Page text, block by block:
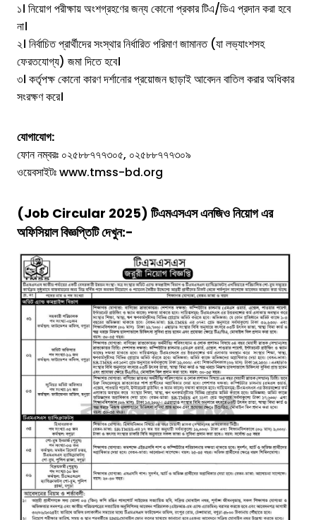
১। নিয়োগ পরীক্ষায় অংশগ্রহণের জন্য কোনো প্রকার টিএ/ডিএ প্রদান করা হবে
না।
২। নির্বাচিত প্রার্থীদের সংস্থার নির্ধারিত পরিমাণ জামানত (যা লভ্যাংশসহ
ফেরতযোগ্য) জমা দিতে হবে।
৩। কর্তৃপক্ষ কোনো কারণ দর্শানোর প্রয়োজন ছাড়াই আবেদন বাতিল করার অধিকার
সংরক্ষণ করে।
যোগাযোগ:
ফোন নম্বরঃ ০২৫৮৮৭৭৭৩০৫, ০২৫৮৮৭৭৭৩০৯
ওয়েবসাইটঃ www.tmss-bd.org
(Job Circular 2025) টিএমএসএস এনজিওনিয়োগ এর
অফিসিয়াল বিজ্ঞপ্তিটি দেখুন:-